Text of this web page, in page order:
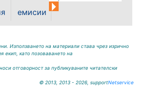
на 30 юли, 31
емисии
Използването на материали става чрез изрично
екип, като позоваването на
отговорност за публикуваните читателски
© 2013, 2013 - 2026, supportNetservice